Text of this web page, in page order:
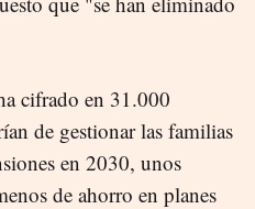
cifrado en 31.000
de gestionar las familias
en 2030, unos
de ahorro en planes